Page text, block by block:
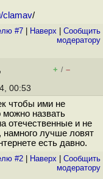
clamav/
#7 Наверх
Cообщить
модератору
+ / –
00:53
чтобы ими не
можно назвать
отечественные и не
намного лучше ловят
есть давно.
#2 Наверх
Cообщить
модератору